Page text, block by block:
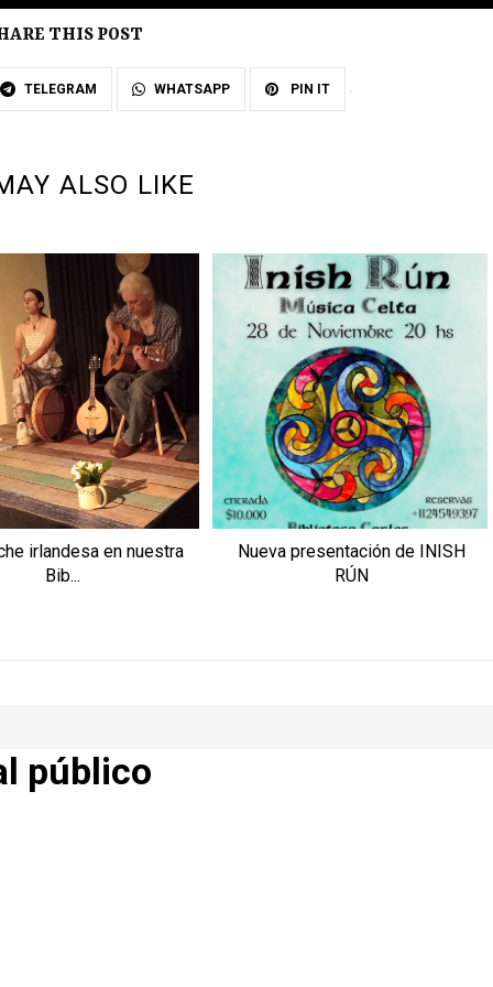
THIS POST
TELEGRAM WHATSAPP PIN IT
ALSO LIKE
irlandesa en nuestra
Bib...
Nueva presentación de INISH
RÚN
público